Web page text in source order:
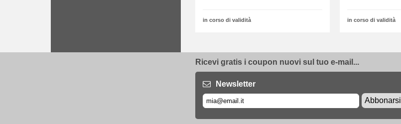
in corso di validità in corso di validità
Ricevi gratis i coupon nuovi sul tuo e-mail...
Newsletter
Abbonarsi